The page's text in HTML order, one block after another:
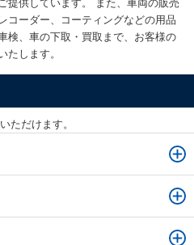
提供しています。 また、車両の販売
コーダー、コーティングなどの用品
検、車の下取・買取まで、お客様の
たします。
ただけます。